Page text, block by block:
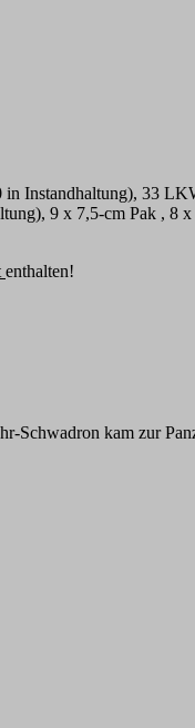
Instandhaltung), 33
9 x 7,5-cm Pak , 8
enthalten!
Schwadron kam zur